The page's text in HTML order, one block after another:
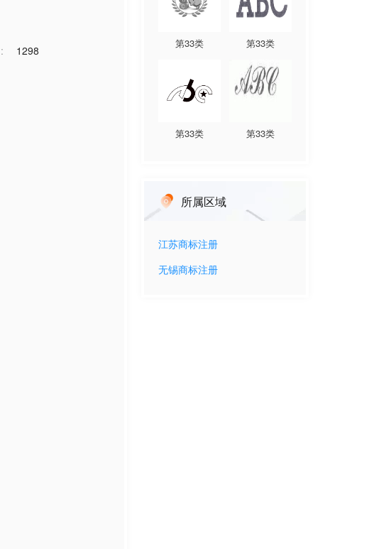
1298
第33类 第33类
第33类 第33类
所属区域
江苏商标注册
无锡商标注册